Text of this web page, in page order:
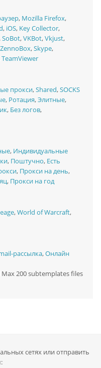
, Mozilla Firefox,
, iOS, Key Collector,
SoBot,VKBot,Vkjust,
ZennoBox,Skype,
TeamViewer
прокси,Shared,SOCKS
, Ротация,Элитные,
, Без логов,
, Индивидуальные
, Поштучно, Есть
, Прокси на день,
, Прокси на год
,World of Warcraft,
рассылка,Онлайн
200 subtemplates files
сетях или отправить